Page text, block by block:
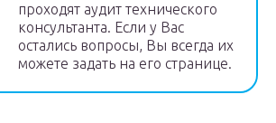
проходят аудит технического
консультанта. Если у Вас
остались вопросы, Вы всегда их
можете задать на его странице.